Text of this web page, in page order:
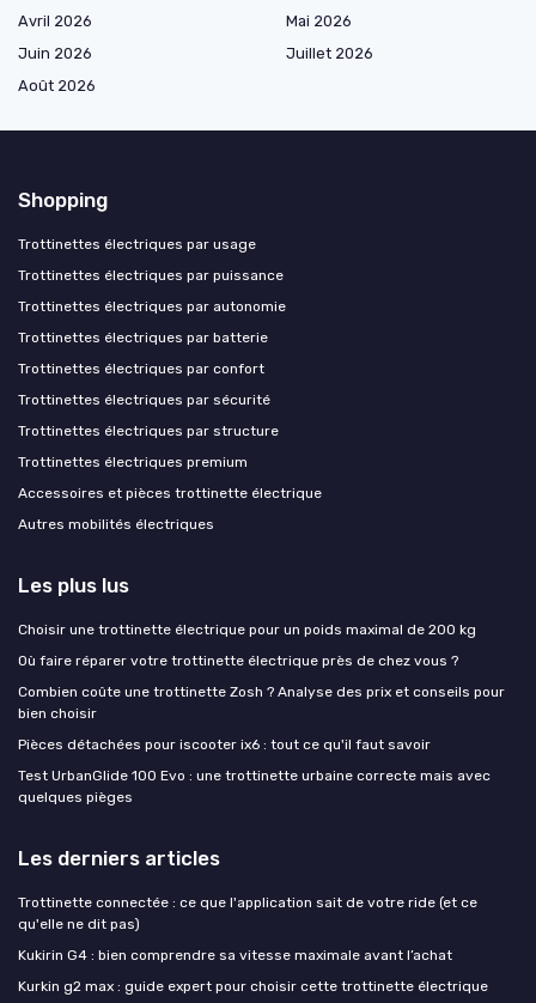
Avril 2026
Mai 2026
Juin 2026
Juillet 2026
Août 2026
Shopping
Trottinettes électriques par usage
Trottinettes électriques par puissance
Trottinettes électriques par autonomie
Trottinettes électriques par batterie
Trottinettes électriques par confort
Trottinettes électriques par sécurité
Trottinettes électriques par structure
Trottinettes électriques premium
Accessoires et pièces trottinette électrique
Autres mobilités électriques
Les plus lus
Choisir une trottinette électrique pour un poids maximal de 200 kg
Où faire réparer votre trottinette électrique près de chez vous ?
Combien coûte une trottinette Zosh ? Analyse des prix et conseils pour
bien choisir
Pièces détachées pour iscooter ix6 : tout ce qu'il faut savoir
Test UrbanGlide 100 Evo : une trottinette urbaine correcte mais avec
quelques pièges
Les derniers articles
Trottinette connectée : ce que l'application sait de votre ride (et ce
qu'elle ne dit pas)
Kukirin G4 : bien comprendre sa vitesse maximale avant l’achat
Kurkin g2 max : guide expert pour choisir cette trottinette électrique